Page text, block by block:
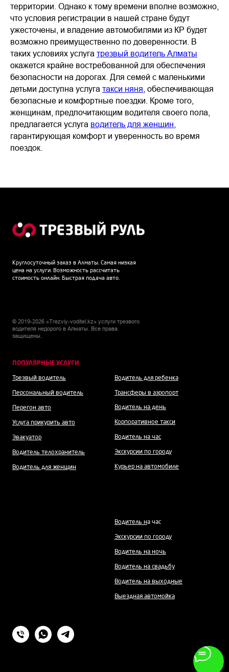
территории. Однако к тому времени вполне возможно,
что условия регистрации в нашей стране будут
ужесточены, и владение автомобилями из КР будет
возможно преимущественно по доверенности. В
таких условиях услуга трезвый водитель Алматы
окажется крайне востребованной для обеспечения
безопасности на дорогах. Для семей с маленькими
детьми доступна услуга такси няня , обеспечивающая
безопасные и комфортные поездки. Кроме того,
женщинам, предпочитающим водителя своего пола,
предлагается услуга водитель для женщин
гарантирующая комфорт и уверенность во время
поездок.
Круглосуточный заказ в Алматы. Самая низкая
цена на услуги. Возможность рассчитать
стоимость онлайн. Быстрая подача авто.
© 2019-2026 «Trezviy-voditel.kz» услуги трезвого
водителя недорого в Алматы. Все права
защищены.
ПОПУЛЯРНЫЕ УСЛУГИ
Трезвый водитель
Персональный водитель
Перегон авто
Услуга прикурить авто
Эвакуатор
Водитель телохранитель
Водитель для женщин
Водитель для ребенка
Трансферы в аэропорт
Водитель на день
Корпоративное такси
Водитель на час
Экскурсии по городу
Курьер на автомобиле
Водитель на час
Экскурсии по городу
Водитель на ночь
Водитель на свадьбу
Водитель на выходные
Выездная автомойка